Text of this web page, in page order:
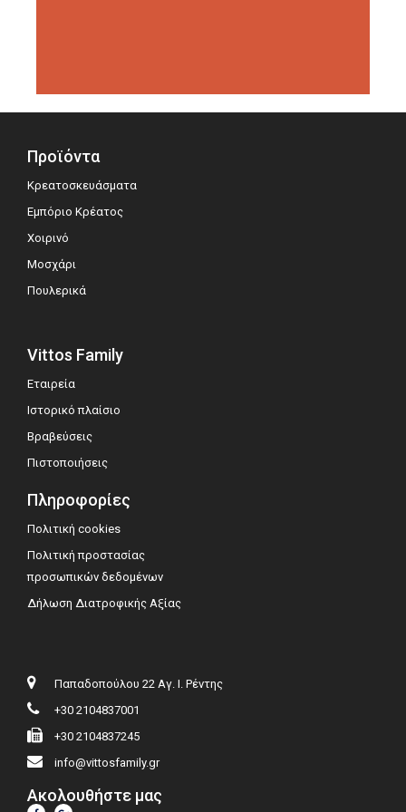
Προϊόντα
Κρεατοσκευάσματα
Εμπόριο Κρέατος
Χοιρινό
Μοσχάρι
Πουλερικά
Vittos Family
Εταιρεία
Ιστορικό πλαίσιο
Βραβεύσεις
Πιστοποιήσεις
Πληροφορίες
Πολιτική cookies
Πολιτική προστασίας
προσωπικών δεδομένων
Δήλωση Διατροφικής Αξίας
Παπαδοπούλου 22 Αγ. Ι. Ρέντης
+30 2104837001
+30 2104837245
info@vittosfamily.gr
Ακολουθήστε μας